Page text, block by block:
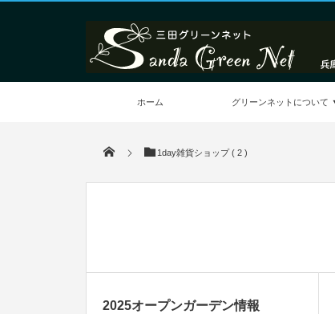
ホーム グリーンネットについて
1day雑貨ショップ ( 2 )
2025オープンガーデン情報